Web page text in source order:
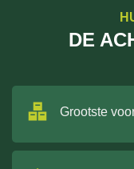
DE
Grootste